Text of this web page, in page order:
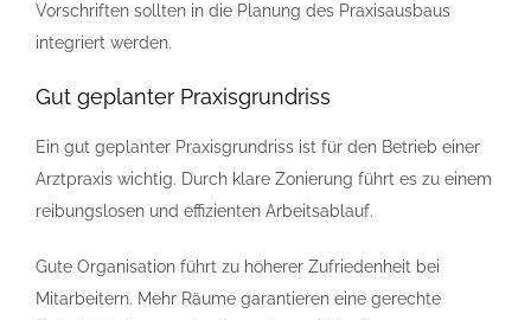
Vorschriften sollten in die Planung des Praxisausbaus
integriert werden.
Gut geplanter Praxisgrundriss
Ein gut geplanter Praxisgrundriss ist für den Betrieb einer
Arztpraxis wichtig. Durch klare Zonierung führt es zu einem
reibungslosen und effizienten Arbeitsablauf.
Gute Organisation führt zu höherer Zufriedenheit bei
Mitarbeitern. Mehr Räume garantieren eine gerechte